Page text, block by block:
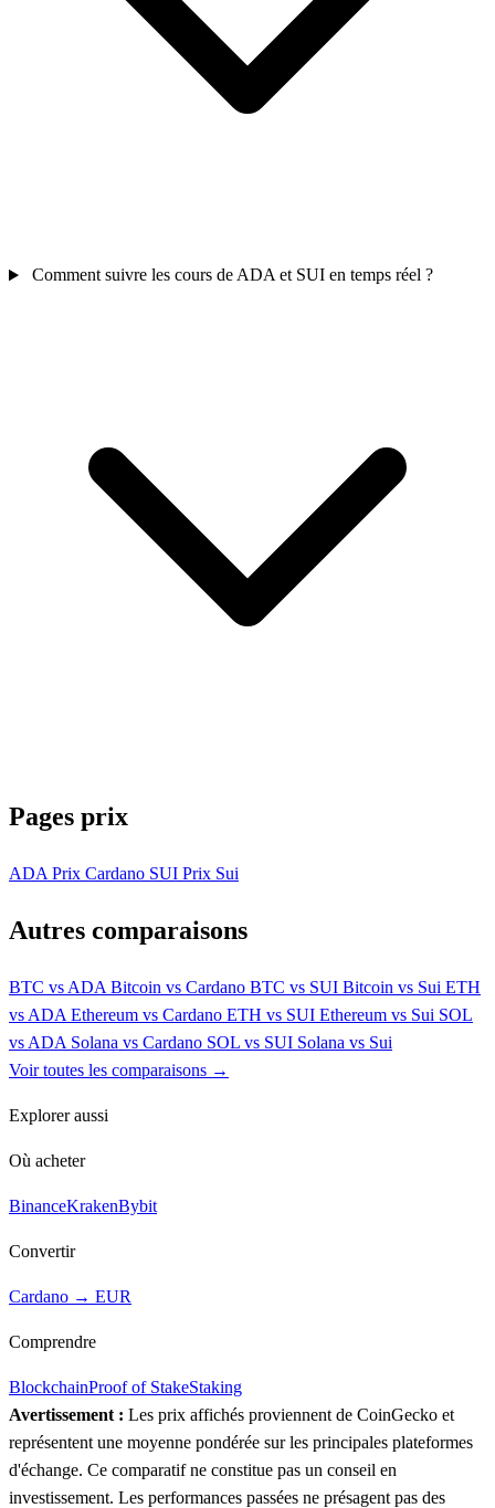
Comment suivre les cours de ADA et SUI en temps réel ?
Pages prix
ADA Prix Cardano SUI Prix Sui
Autres comparaisons
BTC vs ADA Bitcoin vs Cardano BTC vs SUI Bitcoin vs Sui ETH
vs ADA Ethereum vs Cardano ETH vs SUI Ethereum vs Sui SOL
vs ADA Solana vs Cardano SOL vs SUI Solana vs Sui
Voir toutes les comparaisons →
Explorer aussi
Où acheter
BinanceKrakenBybit
Convertir
Cardano → EUR
Comprendre
BlockchainProof of StakeStaking
Avertissement : Les prix affichés proviennent de CoinGecko et
représentent une moyenne pondérée sur les principales plateformes
d'échange. Ce comparatif ne constitue pas un conseil en
investissement. Les performances passées ne présagent pas des